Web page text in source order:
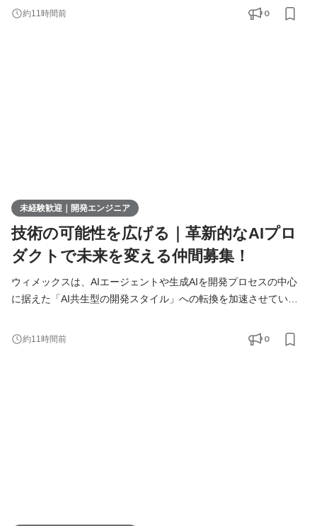
極的に募集しています。 AIを相棒に、圧倒的なスピードと品質を
実現し、最先端の技術を使いこなすエンジニアへ成長したい方を
約11時間前 0
未経験歓迎｜開発エンジニア
技術の可能性を広げる｜革新的なAIプロ
ダクトで未来を変える仲間募集！
ウィメックスは、AIエージェントや生成AIを開発プロセスの中心
に据えた「AI共生型の開発スタイル」への転換を加速させていま
極的に募集しています。 AIを相棒に、圧倒的なスピードと品質を
実現し、最先端の技術を使いこなすエンジニアへ成長したい方を
約11時間前 0